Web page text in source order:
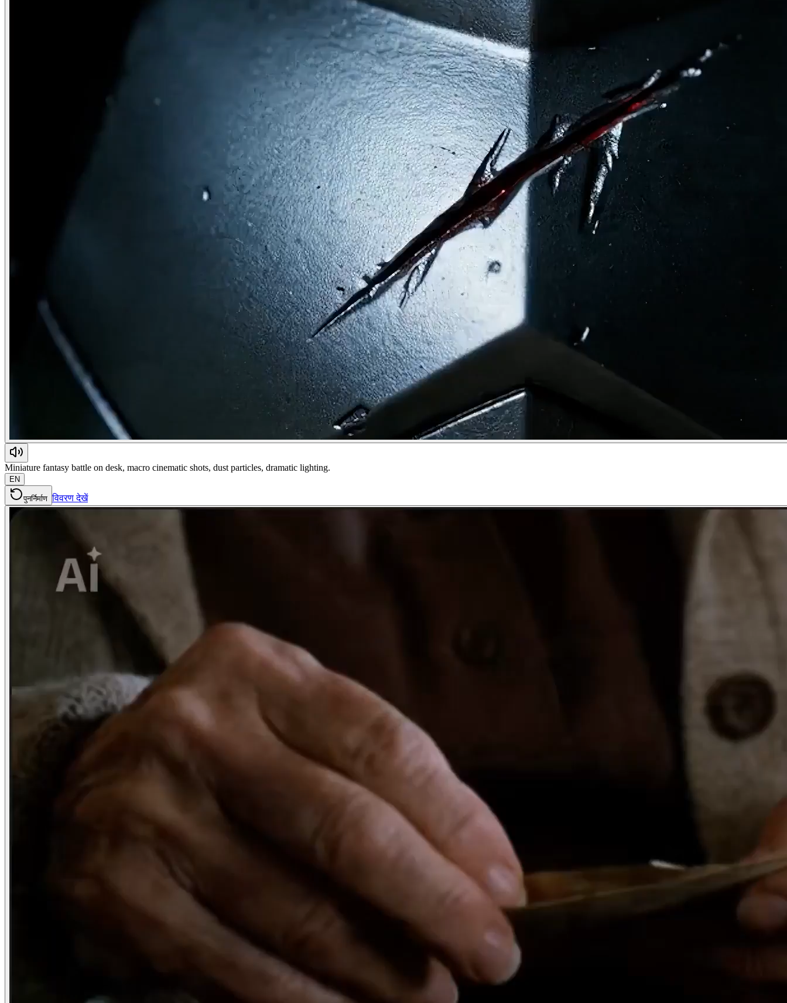
Miniature fantasy battle on desk, macro cinematic shots, dust particles, dramatic lighting.
EN
पुनर्निर्माण विवरण देखें